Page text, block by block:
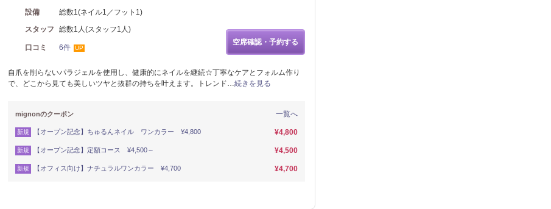
設備
総数1(ネイル1／フット1)
スタッフ
総数1人(スタッフ1人)
口コミ 6件 UP
空席確認・予約する
自爪を削らないパラジェルを使用し、健康的にネイルを継続☆丁寧なケアとフォルム作り
で、どこから見ても美しいツヤと抜群の持ちを叶えます。トレンド…続きを見る
一覧へ
mignonのクーポン
新規 【オープン記念】ちゅるんネイル ワンカラー ¥4,800 ¥4,800
新規 【オープン記念】定額コース ¥4,500～ ¥4,500
新規 【オフィス向け】ナチュラルワンカラー ¥4,700 ¥4,700